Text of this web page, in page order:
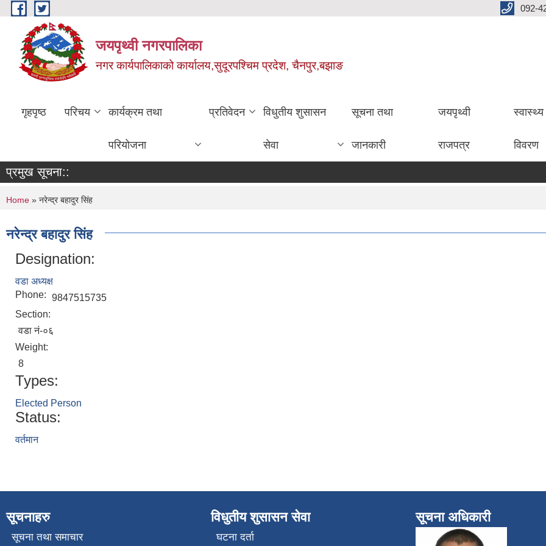
Skip to main content 092-
जयपृथ्वी नगरपालिका
नगर कार्यपालिकाको कार्यालय,सुदूरपश्चिम प्रदेश, चैनपुर,बझाङ
गृहपृष्ठ परिचय कार्यक्रम तथा
परियोजना
प्रतिवेदन विधुतीय शुसासन
सेवा
सूचना तथा
जानकारी
जयपृथ्वी
राजपत्र विवरण
प्रमुख सूचना::
You are here
Home » नरेन्द्र बहादुर सिंह
नरेन्द्र बहादुर सिंह
Designation:
वडा अध्यक्ष
Phone: 9847515735
Section:
वडा नं-०६
Weight:
8
Types:
Elected Person
Status:
वर्तमान
सूचनाहरु
सूचना तथा समाचार
विधुतीय शुसासन सेवा
घटना दर्ता
सूचना अधिकारी